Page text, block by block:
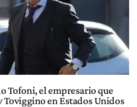
Tofoni, el empresario que
Toviggino en Estados Unidos